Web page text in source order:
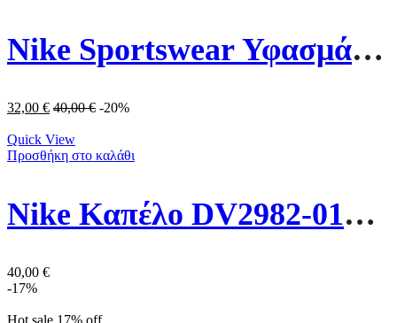
Nike Sportswear Υφασμάτινo Καπέλο Στυλ Bucket DC3967-536 Λιλά
32,00 € 40,00€ -20%
Quick View
Προσθήκη στο καλάθι
Nike Καπέλο DV2982-010 Μαύρο
40,00 €
-17%